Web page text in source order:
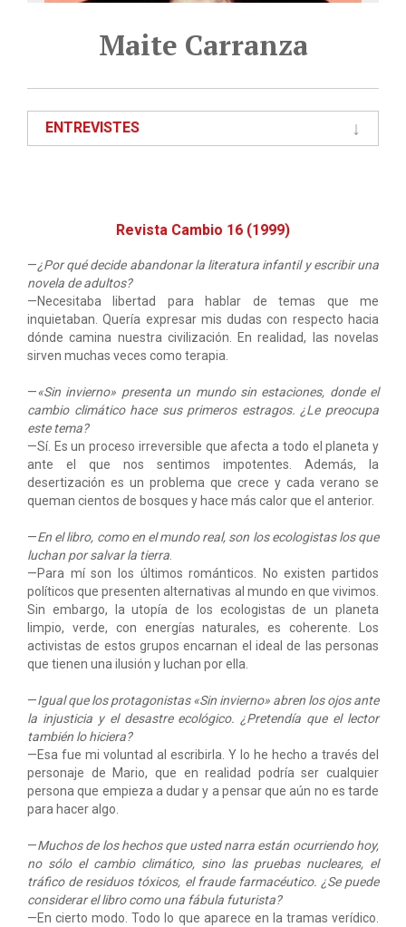
Maite Carranza
ENTREVISTES
Revista Cambio 16 (1999)
—¿Por qué decide abandonar la literatura infantil y escribir una
novela de adultos?
—Necesitaba libertad para hablar de temas que me
inquietaban. Quería expresar mis dudas con respecto hacia
dónde camina nuestra civilización. En realidad, las novelas
sirven muchas veces como terapia.
—«Sin invierno» presenta un mundo sin estaciones, donde el
cambio climático hace sus primeros estragos. ¿Le preocupa
este tema?
—Sí. Es un proceso irreversible que afecta a todo el planeta y
ante el que nos sentimos impotentes. Además, la
desertización es un problema que crece y cada verano se
queman cientos de bosques y hace más calor que el anterior.
—En el libro, como en el mundo real, son los ecologistas los que
luchan por salvar la tierra
—Para mí son los últimos románticos. No existen partidos
políticos que presenten alternativas al mundo en que vivimos.
Sin embargo, la utopía de los ecologistas de un planeta
limpio, verde, con energías naturales, es coherente. Los
activistas de estos grupos encarnan el ideal de las personas
que tienen una ilusión y luchan por ella.
—Igual que los protagonistas «Sin invierno» abren los ojos ante
la injusticia y el desastre ecológico. ¿Pretendía que el lector
también lo hiciera?
—Esa fue mi voluntad al escribirla. Y lo he hecho a través del
personaje de Mario, que en realidad podría ser cualquier
persona que empieza a dudar y a pensar que aún no es tarde
para hacer algo.
—Muchos de los hechos que usted narra están ocurriendo hoy,
no sólo el cambio climático, sino las pruebas nucleares, el
tráfico de residuos tóxicos, el fraude farmacéutico. ¿Se puede
considerar el libro como una fábula futurista?
—En cierto modo. Todo lo que aparece en la tramas verídico.